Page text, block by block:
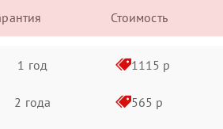
Стоимость
1 год 1115 р
2 года 565 р